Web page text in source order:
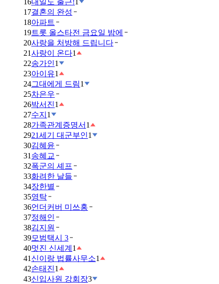
17결혼의 완성
18아파트
19트롯 올스타전 금요일 밤에
20사랑을 처방해 드립니다
21사랑이 온다1
22송가인1
23아이유1
24그대에게 드림1
25차은우
26박서진1
27수지 1
28가족관계증명서 1
2921세기 대군부인1
30김혜윤
31 송혜교
32폭군의 셰프
33화려한 날들
34장한별
35영탁
36언더커버 미쓰홍
37정해인
38김지원
39모범택시 3
40멋진 신세계 1
41 신이랑 법률사무소1
42손태진1
43신입사원 강회장3